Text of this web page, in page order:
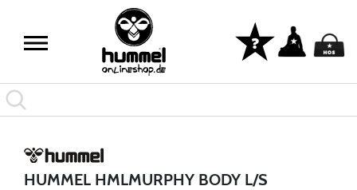
HUMMEL HMLMURPHY BODY L/S